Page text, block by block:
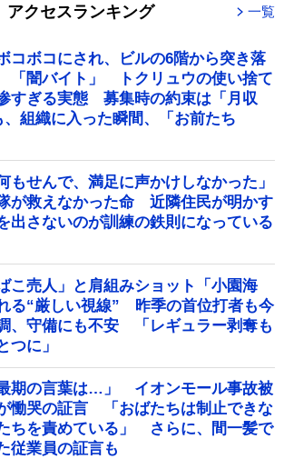
アクセスランキング 一覧
コボコにされ、ビルの6階から突き落
「闇バイト」 トクリュウの使い捨て
すぎる実態 募集時の約束は「月収
、組織に入った瞬間、「お前たち
もせんで、満足に声かけしなかった」
が救えなかった命 近隣住民が明かす
出さないのが訓練の鉄則になっている
こ売人」と肩組みショット「小園海
る“厳しい視線” 昨季の首位打者も今
、守備にも不安 「レギュラー剥奪も
つに」
最期の言葉は…」 イオンモール事故被
慟哭の証言 「おばたちは制止できな
ちを責めている」 さらに、間一髪で
従業員の証言も